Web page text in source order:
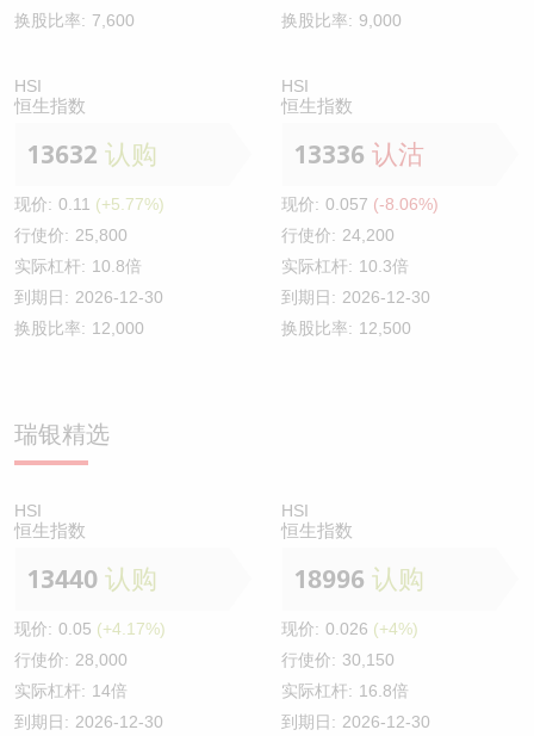
换股比率: 7,600
换股比率: 9,000
HSI
恒生指数
13632 认购
现价: 0.11 (+5.77%)
行使价: 25,800
实际杠杆: 10.8倍
到期日: 2026-12-30
换股比率: 12,000
HSI
恒生指数
13336 认沽
现价: 0.057 (-8.06%)
行使价: 24,200
实际杠杆: 10.3倍
到期日: 2026-12-30
换股比率: 12,500
瑞银精选
HSI
恒生指数
13440 认购
现价: 0.05 (+4.17%)
行使价: 28,000
实际杠杆: 14倍
到期日: 2026-12-30
HSI
恒生指数
18996 认购
现价: 0.026 (+4%)
行使价: 30,150
实际杠杆: 16.8倍
到期日: 2026-12-30